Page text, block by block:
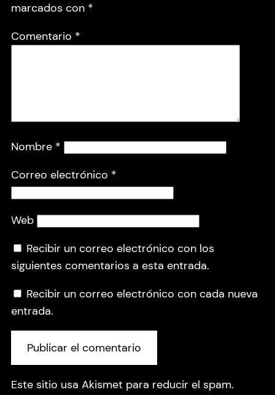
marcados con *
Comentario *
Nombre *
Correo electrónico *
Web
Recibir un correo electrónico con los
siguientes comentarios a esta entrada.
Recibir un correo electrónico con cada nueva
entrada.
Este sitio usa Akismet para reducir el spam.